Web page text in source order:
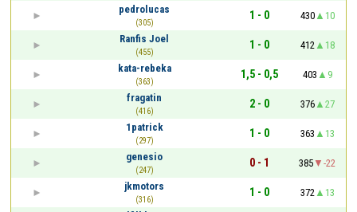
pedrolucas
(305)
1 - 0 430
10
Ranfis Joel
(455)
1 - 0 412
18
kata-rebeka
(363)
1,5 - 0,5 403
9
fragatin
(416)
2 - 0 376
27
1patrick
(297)
1 - 0 363
13
genesio
(247)
0 - 1 385
-22
jkmotors
(316)
1 - 0 372
13